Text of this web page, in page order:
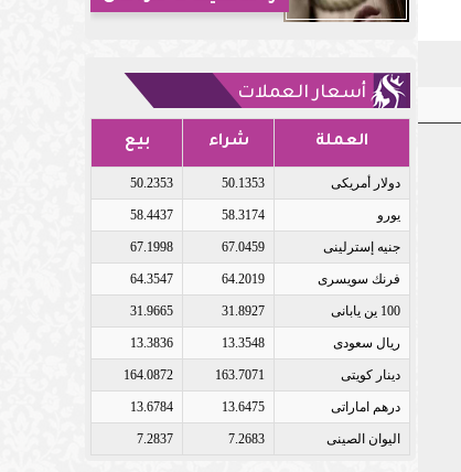
أسعار العملات
العملة شراء بيع
دولار أمريكى 50.1353
50.2353
يورو 58.3174
58.4437
جنيه إسترلينى 67.0459
67.1998
فرنك سويسرى 64.2019
64.3547
100 ين يابانى 31.8927
31.9665
ريال سعودى 13.3548
13.3836
دينار كويتى 163.7071
164.0872
درهم اماراتى 13.6475
13.6784
اليوان الصينى 7.2683
7.2837